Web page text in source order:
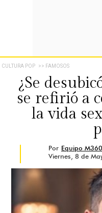
CULTURA POP >> FAMOSOS
¿Se
se refirió a
la vida
Por Equipo M360
Viernes, 8 de